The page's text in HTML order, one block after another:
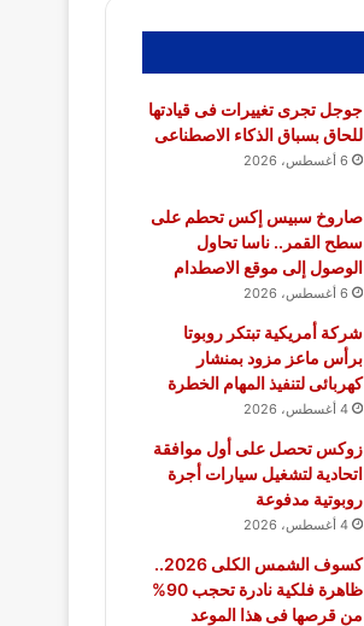
جوجل تجرى تغييرات فى قيادتها
للحاق بسباق الذكاء الاصطناعى
6 أغسطس، 2026
صاروخ سبيس إكس تحطم على
سطح القمر.. ناسا تحاول
الوصول إلى موقع الاصطدام
6 أغسطس، 2026
شركة أمريكية تبتكر روبوتا
برأس ماعز مزود بمنشار
كهربائى لتنفيذ المهام الخطرة
4 أغسطس، 2026
زوكس تحصل على أول موافقة
اتحادية لتشغيل سيارات أجرة
روبوتية مدفوعة
4 أغسطس، 2026
كسوف الشمس الكلى 2026..
ظاهرة فلكية نادرة تحجب 90%
من قرصها فى هذا الموعد